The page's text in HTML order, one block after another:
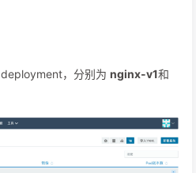
，分别为 nginx-v1和